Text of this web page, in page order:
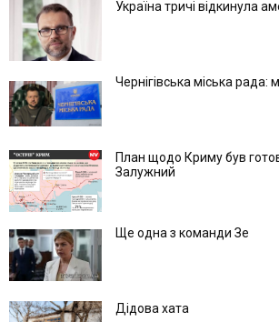
Україна тричі відкинула
Чернігівська міська рада:
План щодо Криму був
Залужний
Ще одна з команди Зе
Дідова хата